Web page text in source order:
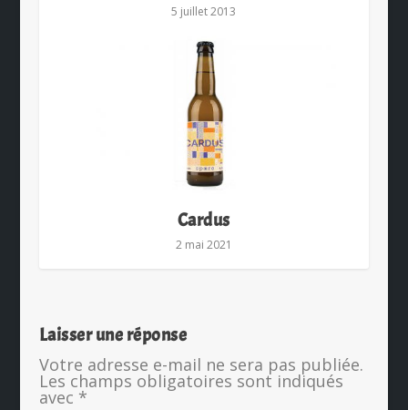
5 juillet 2013
Cardus
2 mai 2021
Laisser une réponse
Votre adresse e-mail ne sera pas publiée.
Les champs obligatoires sont indiqués
avec *